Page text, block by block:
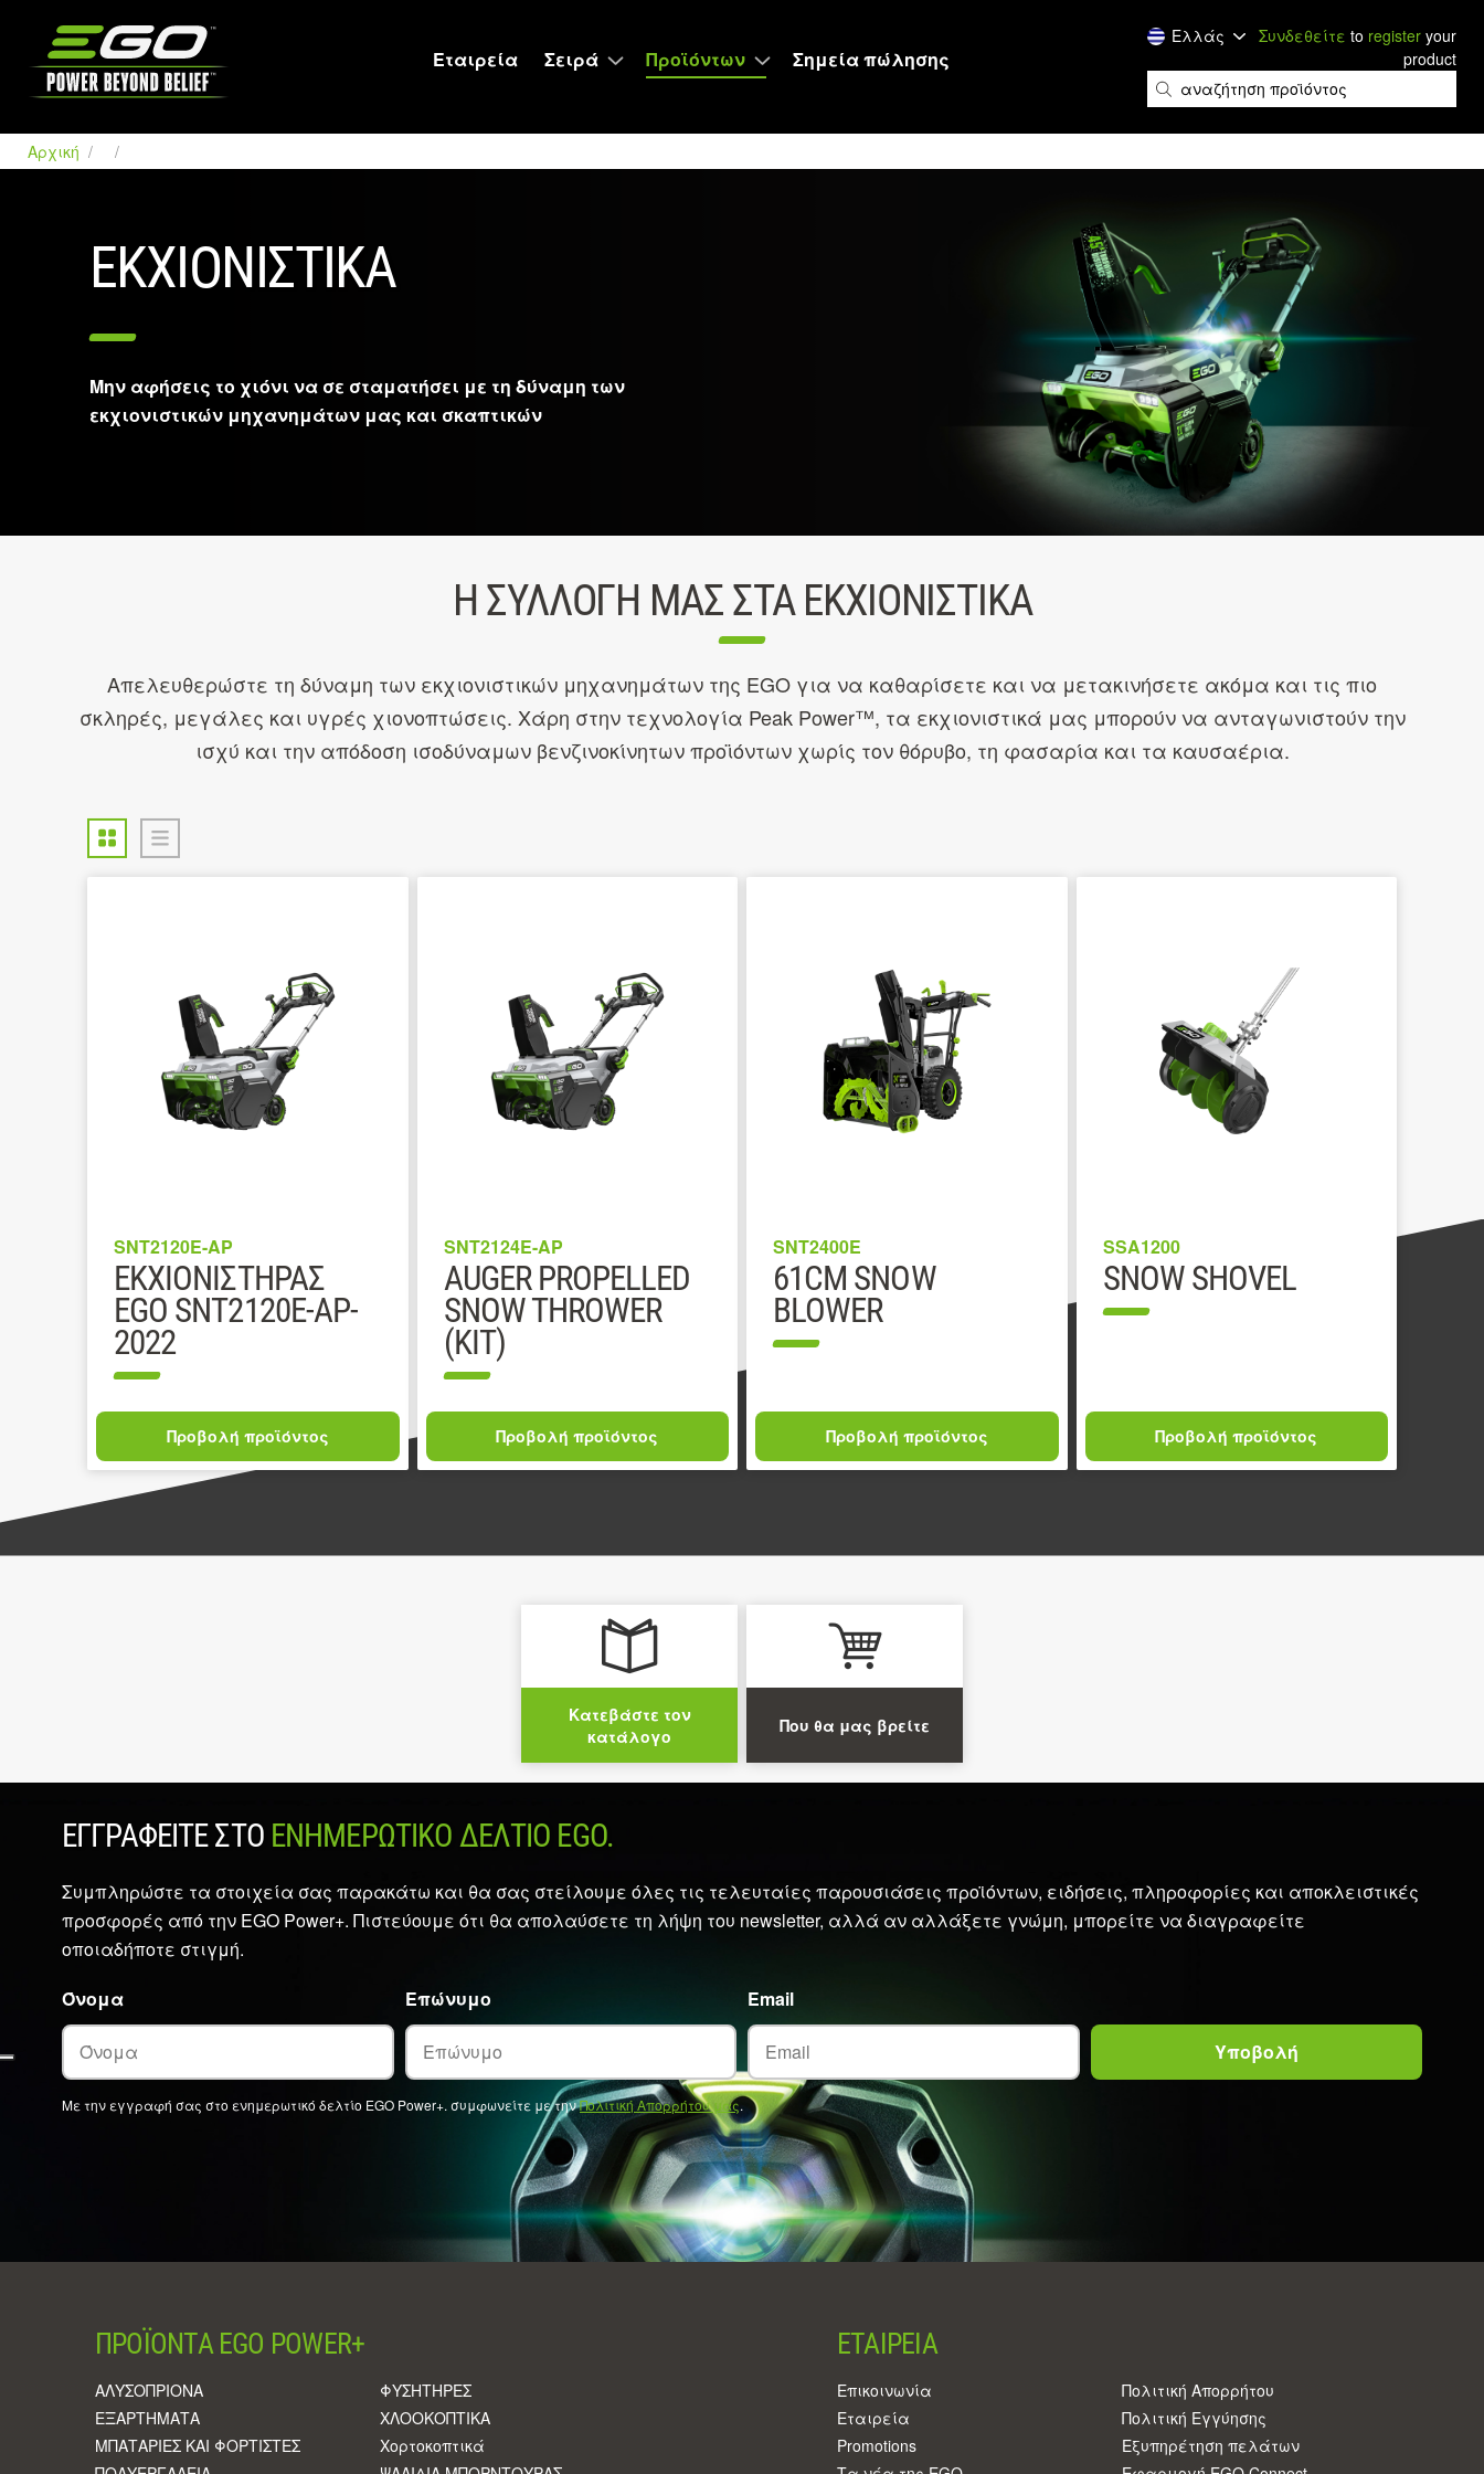
Εταιρεία
Σειρά Προϊόντων Σημεία πώλησης
Ελλάς Συνδεθείτε to register your
product
Αρχική
ΕΚΧΙΟΝΙΣΤΙΚΆ
Μην αφήσεις το χιόνι να σε σταματήσει με τη δύναμη των
εκχιονιστικών μηχανημάτων μας και σκαπτικών
Η ΣΥΛΛΟΓΉ ΜΑΣ ΣΤΑ ΕΚΧΙΟΝΙΣΤΙΚΆ
Απελευθερώστε τη δύναμη των εκχιονιστικών μηχανημάτων της EGO για να καθαρίσετε και να μετακινήσετε ακόμα και τις πιο
σκληρές, μεγάλες και υγρές χιονοπτώσεις. Χάρη στην τεχνολογία Peak Power™, τα εκχιονιστικά μας μπορούν να ανταγωνιστούν την
ισχύ και την απόδοση ισοδύναμων βενζινοκίνητων προϊόντων χωρίς τον θόρυβο, τη φασαρία και τα καυσαέρια.
SNT2120E-AP
ΕΚΧΙΟΝΙΣΤΗΡΑΣ
EGO SNT2120E-AP-
2022
Προβολή προϊόντος
SNT2124E-AP
AUGER PROPELLED
SNOW THROWER
(KIT)
Προβολή προϊόντος
SNT2400E
61CM SNOW
BLOWER
Προβολή προϊόντος
SSA1200
SNOW SHOVEL
Προβολή προϊόντος
Κατεβάστε τον
κατάλογο
Που θα μας βρείτε
ΕΓΓΡΑΦΕΊΤΕ ΣΤΟ ΕΝΗΜΕΡΩΤΙΚΌ ΔΕΛΤΊΟ EGO.
Συμπληρώστε τα στοιχεία σας παρακάτω και θα σας στείλουμε όλες τις τελευταίες παρουσιάσεις προϊόντων, ειδήσεις, πληροφορίες και αποκλειστικές
προσφορές από την EGO Power+. Πιστεύουμε ότι θα απολαύσετε τη λήψη του newsletter, αλλά αν αλλάξετε γνώμη, μπορείτε να διαγραφείτε
οποιαδήποτε στιγμή.
Email
Όνομα Επώνυμο
Με την εγγραφή σας στο ενημερωτικό δελτίο EGO Power+. συμφωνείτε με τηνΠολιτική Απορρήτου μας.
ΠΡΟΪΌΝΤΑ EGO POWER+
ΑΛΥΣΟΠΡΙΟΝΑ
ΕΞΑΡΤΗΜΑΤΑ
ΜΠΑΤΑΡΙΕΣ ΚΑΙ ΦΟΡΤΙΣΤΕΣ
ΦΥΣΗΤΗΡΕΣ
ΧΛΟΟΚΟΠΤΙΚΑ
Χορτοκοπτικά
ΕΤΑΙΡΕΊΑ
Επικοινωνία
Eταιρεία
Promotions
Πολιτική Απορρήτου
Πολιτική Εγγύησης
Εξυπηρέτηση πελάτων